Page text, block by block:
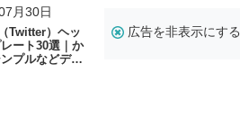
月30日
Twitter）ヘッ
ート30選｜か
プルなどデザ
広告を非表示にする